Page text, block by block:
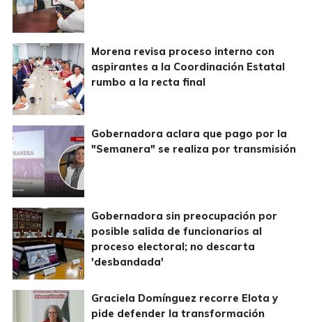
Morena revisa proceso interno con
aspirantes a la Coordinación Estatal
rumbo a la recta final
Gobernadora aclara que pago por la
"Semanera" se realiza por transmisión
Gobernadora sin preocupación por
posible salida de funcionarios al
proceso electoral; no descarta
'desbandada'
Graciela Domínguez recorre Elota y
pide defender la transformación